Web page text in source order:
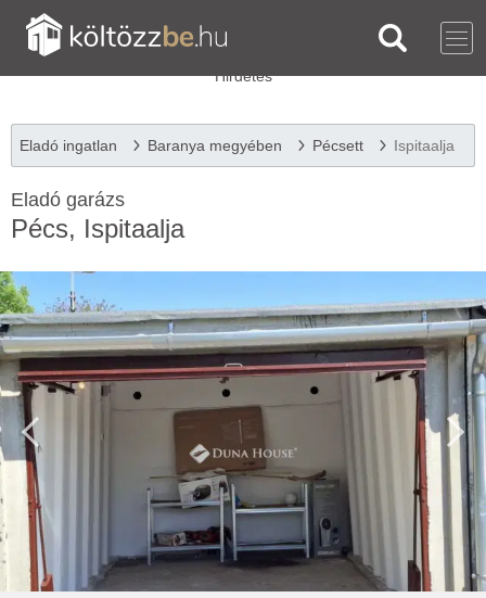
Eladó ingatlan Baranya megyében Pécsett Ispitaalja
Eladó garázs
Pécs, Ispitaalja